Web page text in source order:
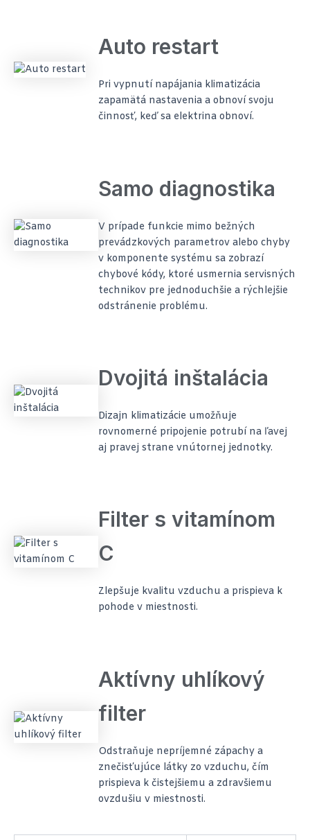
Auto restart
Pri vypnutí napájania klimatizácia
zapamätá nastavenia a obnoví svoju
činnosť, keď sa elektrina obnoví.
Samo diagnostika
V prípade funkcie mimo bežných
prevádzkových parametrov alebo chyby
v komponente systému sa zobrazí
chybové kódy, ktoré usmernia servisných
technikov pre jednoduchšie a rýchlejšie
odstránenie problému.
Dvojitá inštalácia
Dizajn klimatizácie umožňuje
rovnomerné pripojenie potrubí na ľavej
aj pravej strane vnútornej jednotky.
Filter s vitamínom
C
Zlepšuje kvalitu vzduchu a prispieva k
pohode v miestnosti.
Aktívny uhlíkový
filter
Odstraňuje nepríjemné zápachy a
znečisťujúce látky zo vzduchu, čím
prispieva k čistejšiemu a zdravšiemu
ovzdušiu v miestnosti.